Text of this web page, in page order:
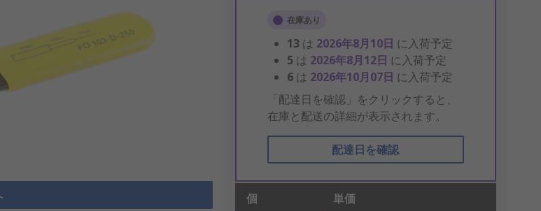
在庫あり
13 は 2026年8月10日 に入荷予定
5 は 2026年8月12日 に入荷予定
6 は 2026年10月07日 に入荷予定
「配達日を確認」をクリックすると、
在庫と配送の詳細が表示されます。
配達日を確認
個 単価